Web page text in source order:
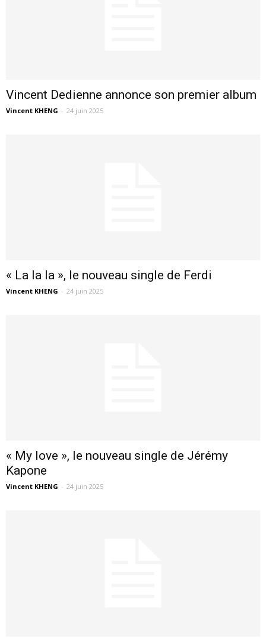
Vincent Dedienne annonce son premier album
Vincent KHENG - 24 juin 2025
« La la la », le nouveau single de Ferdi
Vincent KHENG - 24 juin 2025
« My love », le nouveau single de Jérémy
Kapone
Vincent KHENG - 24 juin 2025